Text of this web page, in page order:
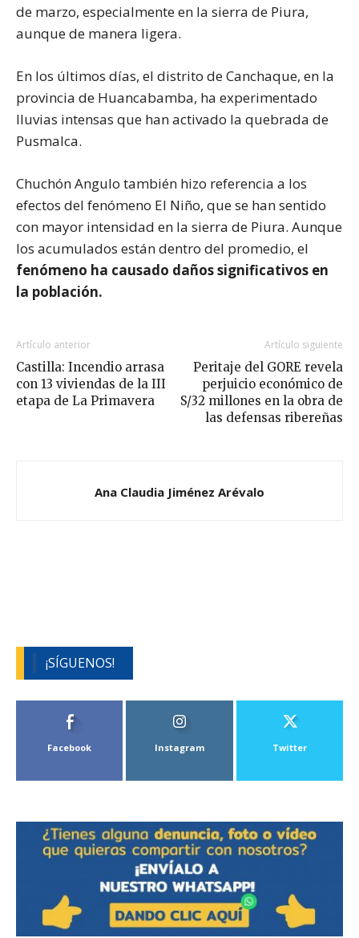
de marzo, especialmente en la sierra de Piura,
aunque de manera ligera.
En los últimos días, el distrito de Canchaque, en la
provincia de Huancabamba, ha experimentado
lluvias intensas que han activado la quebrada de
Pusmalca.
Chuchón Angulo también hizo referencia a los
efectos del fenómeno El Niño, que se han sentido
con mayor intensidad en la sierra de Piura. Aunque
los acumulados están dentro del promedio, el
fenómeno ha causado daños significativos en
la población.
Artículo anterior
Castilla: Incendio arrasa
con 13 viviendas de la III
etapa de La Primavera
Artículo siguiente
Peritaje del GORE revela
perjuicio económico de
S/32 millones en la obra de
las defensas ribereñas
Ana Claudia Jiménez Arévalo
¡SÍGUENOS!